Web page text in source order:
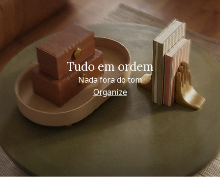
Tudo em ordem
Nada fora do tom
Organize